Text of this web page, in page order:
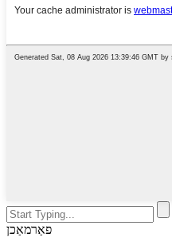
פאַרמאַכן